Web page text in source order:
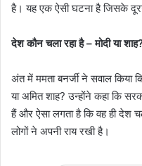
है। यह एक ऐसी घटना है जिसके
देश कौन चला रहा है – मोदी या
अंत में ममता बनर्जी ने सवाल किया
या अमित शाह? उन्होंने कहा कि
हैं और ऐसा लगता है कि वह ही देश
लोगों ने अपनी राय रखी है।